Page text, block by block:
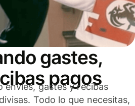
gastes,
pagos
envíes, gastes y recibas
Todo lo que necesitas,